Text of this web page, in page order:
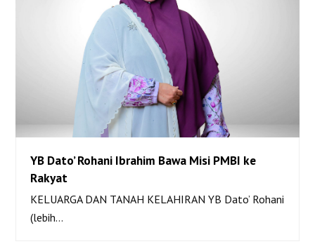
YB Dato’ Rohani Ibrahim Bawa Misi PMBI ke
Rakyat
YB Dato’ Rohani Ibrahim Bawa Misi PMBI ke
Rakyat
KELUARGA DAN TANAH KELAHIRAN YB Dato’ Rohani
(lebih…